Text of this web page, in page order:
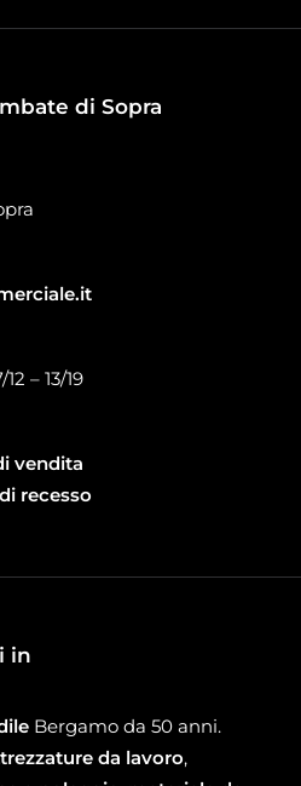
di Sopra
– 13/19
vendita
recesso
in
Bergamo da 50 anni.
da lavoro,